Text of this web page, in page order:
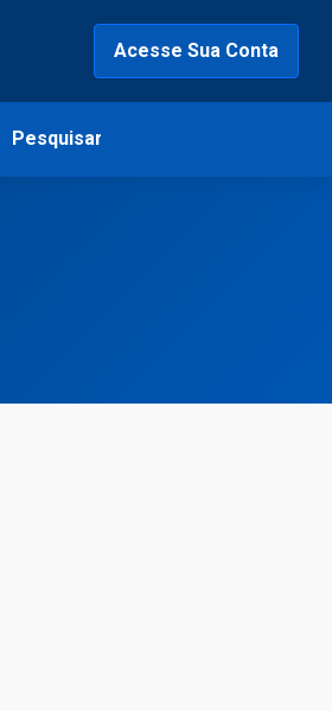
Acesse Sua Conta